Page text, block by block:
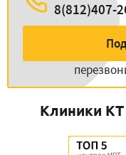
8(812)407-
Клиники